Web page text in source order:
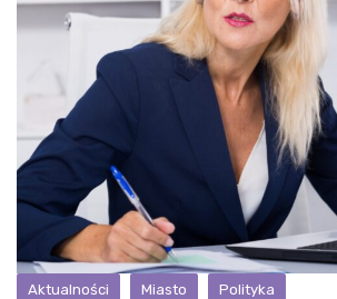
Aktualności Miasto Polityka